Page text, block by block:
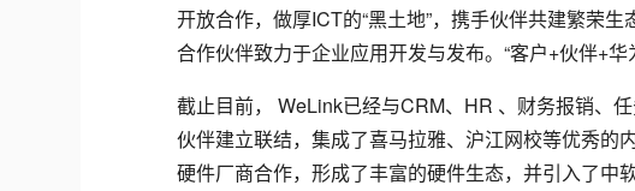
开放合作，做厚ICT的“黑土地”，携手伙伴共建繁荣
合作伙伴致力于企业应用开发与发布。“客户+伙伴+华
截止目前， WeLink已经与CRM、HR 、财务报销、
伙伴建立联结，集成了喜马拉雅、沪江网校等优秀的
硬件厂商合作，形成了丰富的硬件生态，并引入了中